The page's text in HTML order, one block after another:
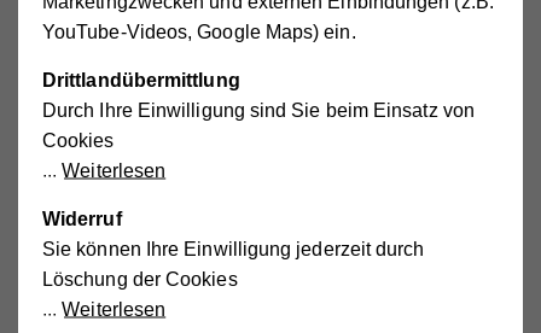
Wem das zu sportlich ist, der verkrümelt sich nach drinnen
Playstation die Finger wund, schaut entspannt einen Film,
surft in der Computerecke ein wenig im Internet oder dreht
am Wuzzler durch.
kostenloser frischer Obstkorb bereit, ebenso wie eine
Toaster und Miniofen, in dem man sich mal schnell einen
Sandwich toasten oder eine Pizza aufbacken kann.
YouTube-Videos, Google Maps) ein.
Drittlandübermittlung
Durch Ihre Einwilligung sind Sie beim Einsatz von
Cookies
Weiterlesen
Widerruf
Sie können Ihre Einwilligung jederzeit durch
Löschung der Cookies
Weiterlesen